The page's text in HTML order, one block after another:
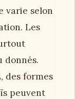
varie selon
Les
donnés.
des formes
peuvent